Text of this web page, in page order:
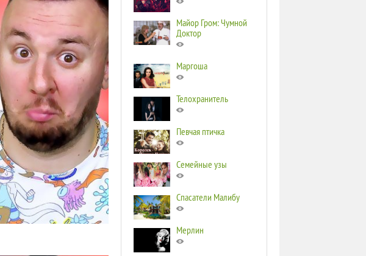
Майор Гром: Чумной
Доктор
Маргоша
Телохранитель
Певчая птичка
Семейные узы
Спасатели Малибу
Мерлин